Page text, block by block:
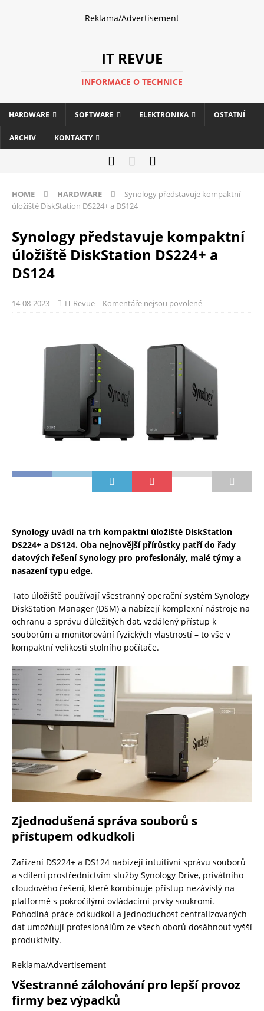
Reklama/Advertisement
IT REVUE
INFORMACE O TECHNICE
HARDWARE SOFTWARE ELEKTRONIKA OSTATNÍ
ARCHIV KONTAKTY
HOME HARDWARE
Synology představuje kompaktní
úložiště DiskStation DS224+ a DS124
Synology představuje kompaktní
úložiště DiskStation DS224+ a
DS124
14-08-2023 IT Revue Komentáře nejsou povolené
Synology uvádí na trh kompaktní úložiště DiskStation
DS224+ a DS124. Oba nejnovější přírůstky patří do řady
datových řešení Synology pro profesionály, malé týmy a
nasazení typu edge.
Tato úložiště používají všestranný operační systém Synology
DiskStation Manager (DSM) a nabízejí komplexní nástroje na
ochranu a správu důležitých dat, vzdálený přístup k
souborům a monitorování fyzických vlastností – to vše v
kompaktní velikosti stolního počítače.
Zjednodušená správa souborů s
přístupem odkudkoli
Zařízení DS224+ a DS124 nabízejí intuitivní správu souborů
a sdílení prostřednictvím služby Synology Drive, privátního
cloudového řešení, které kombinuje přístup nezávislý na
platformě s pokročilými ovládacími prvky soukromí.
Pohodlná práce odkudkoli a jednoduchost centralizovaných
dat umožňují profesionálům ze všech oborů dosáhnout vyšší
produktivity.
Reklama/Advertisement
Všestranné zálohování pro lepší provoz
firmy bez výpadků